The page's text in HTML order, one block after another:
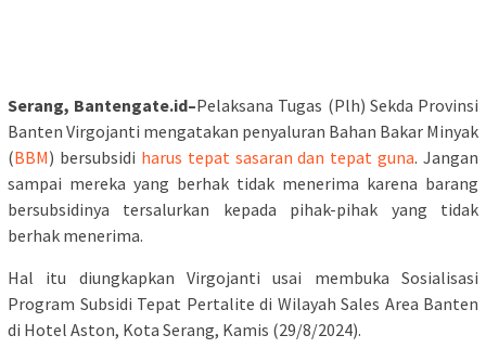
Serang, Bantengate.id–Pelaksana Tugas (Plh) Sekda Provinsi
Banten Virgojanti mengatakan penyaluran Bahan Bakar Minyak
(BBM) bersubsidi harus tepat sasaran dan tepat guna. Jangan
sampai mereka yang berhak tidak menerima karena barang
bersubsidinya tersalurkan kepada pihak-pihak yang tidak
berhak menerima.
Hal itu diungkapkan Virgojanti usai membuka Sosialisasi
Program Subsidi Tepat Pertalite di Wilayah Sales Area Banten
di Hotel Aston, Kota Serang, Kamis (29/8/2024).